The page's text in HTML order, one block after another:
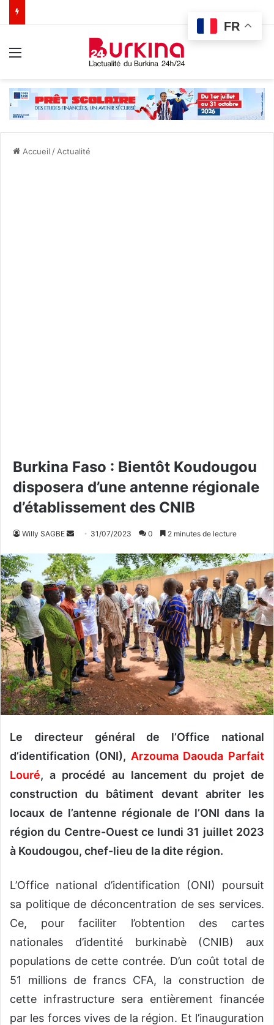
Accueil / Actualité
Burkina Faso : Bientôt Koudougou
disposera d’une antenne régionale
d’établissement des CNIB
Willy SAGBE
v
o
y
e
r
u
n
c
o
u
r
i
e
31/07/2023 0 2 minutes de lecture
Le directeur général de l’Office national
d’identification (ONI), Arzouma Daouda Parfait
Louré, a procédé au lancement du projet de
construction du bâtiment devant abriter les
locaux de l’antenne régionale de l’ONI dans la
région du Centre-Ouest ce lundi 31 juillet 2023
à Koudougou, chef-lieu de la dite région.
L’Office national d’identification (ONI) poursuit
sa politique de déconcentration de ses services.
Ce, pour faciliter l’obtention des cartes
nationales d’identité burkinabè (CNIB) aux
populations de cette contrée. D’un coût total de
51 millions de francs CFA, la construction de
cette infrastructure sera entièrement financée
par les forces vives de la région. Et l’inauguration
FR